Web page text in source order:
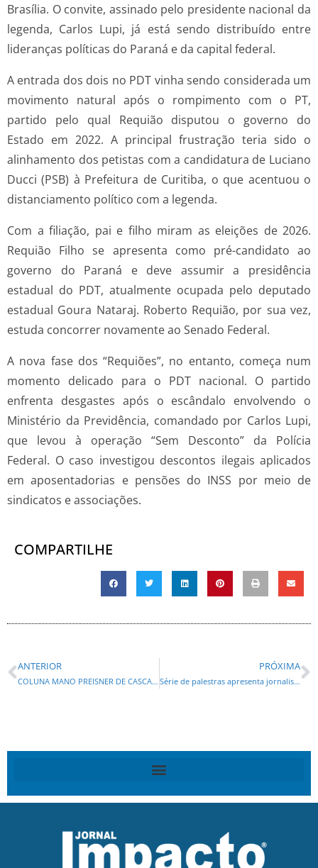
Brasília. O convite, assinado pelo presidente nacional da
legenda, Carlos Lupi, já está sendo distribuído entre
lideranças políticas do Paraná e da capital federal.
A entrada dos dois no PDT vinha sendo considerada um
movimento natural após o rompimento com o PT,
partido pelo qual Requião disputou o governo do
Estado em 2022. A principal frustração teria sido o
alinhamento dos petistas com a candidatura de Luciano
Ducci (PSB) à Prefeitura de Curitiba, o que acentuou o
distanciamento político com a legenda.
Com a filiação, pai e filho miram as eleições de 2026.
Requião Filho se apresenta como pré-candidato ao
governo do Paraná e deve assumir a presidência
estadual do PDT, atualmente ocupada pelo deputado
estadual Goura Nataraj. Roberto Requião, por sua vez,
estuda concorrer novamente ao Senado Federal.
A nova fase dos “Requiões”, no entanto, começa num
momento delicado para o PDT nacional. O partido
enfrenta desgastes após o escândalo envolvendo o
Ministério da Previdência, comandado por Carlos Lupi,
que levou à operação “Sem Desconto” da Polícia
Federal. O caso investigou descontos ilegais aplicados
em aposentadorias e pensões do INSS por meio de
sindicatos e associações.
COMPARTILHE
ANTERIOR
COLUNA MANO PREISNER DE CASCAVEL: SUPER MUFFATO
PRÓXIMA
Série de palestras apresenta jornalismo da Assembleia a estudantes de comunicação